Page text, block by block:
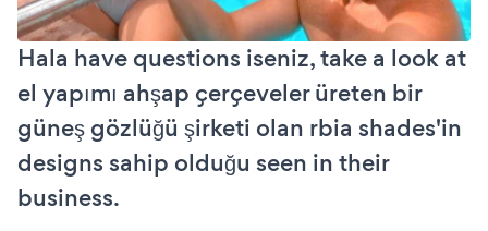
Hala have questions iseniz, take a look at
el yapımı ahşap çerçeveler üreten bir
güneş gözlüğü şirketi olan rbia shades'in
designs sahip olduğu seen in their
business.